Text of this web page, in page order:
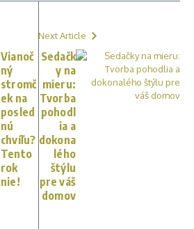
Vianoč
ný
stromč
ek na
posled
nú
chvíľu?
Tento
rok
nie!
Next Article
Sedačk
y na
mieru:
Tvorba
pohodl
ia a
dokona
lého
štýlu
pre váš
domov